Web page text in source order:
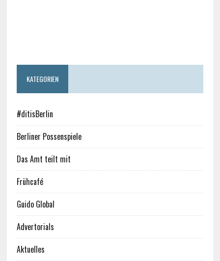
KATEGORIEN
#ditisBerlin
Berliner Possenspiele
Das Amt teilt mit
Frühcafé
Guido Global
Advertorials
Aktuelles